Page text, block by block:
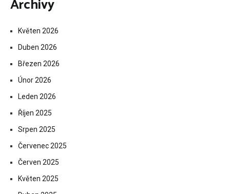
Archivy
Květen 2026
Duben 2026
Březen 2026
Únor 2026
Leden 2026
Říjen 2025
Srpen 2025
Červenec 2025
Červen 2025
Květen 2025